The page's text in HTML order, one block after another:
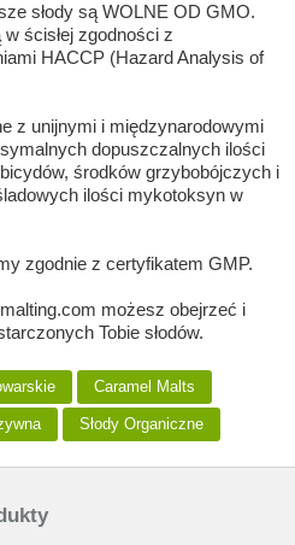
słody są WOLNE OD GMO.
ścisłej zgodności z
HACCP (Hazard Analysis of
z unijnymi i międzynarodowymi
dopuszczalnych ilości
środków grzybobójczych i
ilości mykotoksyn w
zgodnie z certyfikatem GMP.
możesz obejrzeć i
Tobie słodów.
Caramel Malts
Słody Organiczne